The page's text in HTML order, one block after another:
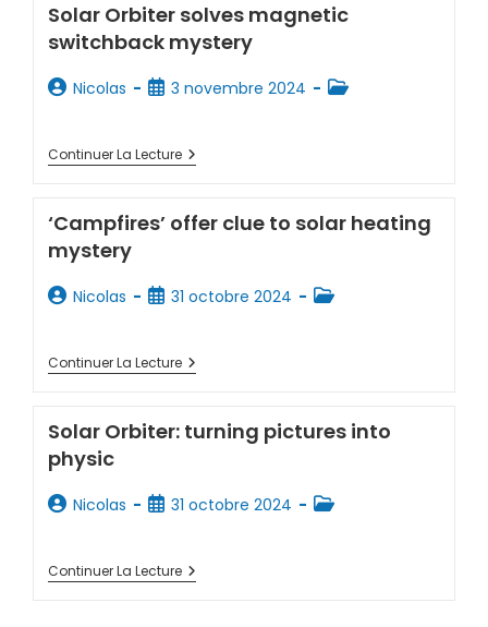
Solar Orbiter solves magnetic
switchback mystery
Nicolas 3 novembre 2024
Continuer La Lecture
‘Campfires’ offer clue to solar heating
mystery
Nicolas 31 octobre 2024
Continuer La Lecture
Solar Orbiter: turning pictures into
physic
Nicolas 31 octobre 2024
Continuer La Lecture